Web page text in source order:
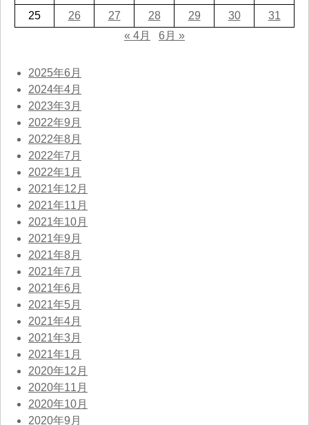
25
26 27 28 29 30
31
« 4月
6月 »
2025年6月
2024年4月
2023年3月
2022年9月
2022年8月
2022年7月
2022年1月
2021年12月
2021年11月
2021年10月
2021年9月
2021年8月
2021年7月
2021年6月
2021年5月
2021年4月
2021年3月
2021年1月
2020年12月
2020年11月
2020年10月
2020年9月